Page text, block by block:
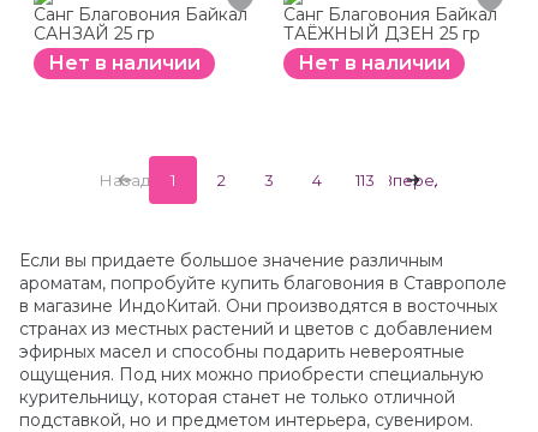
Санг Благовония Байкал
САНЗАЙ 25 гр
Нет в наличии
Санг Благовония Байкал
ТАЁЖНЫЙ ДЗЕН 25 гр
Нет в наличии
Назад 1 2 3 4 113 Вперед
Если вы придаете большое значение различным
ароматам, попробуйте купить благовония в Ставрополе
в магазине ИндоКитай. Они производятся в восточных
странах из местных растений и цветов с добавлением
эфирных масел и способны подарить невероятные
ощущения. Под них можно приобрести специальную
курительницу, которая станет не только отличной
подставкой, но и предметом интерьера, сувениром.